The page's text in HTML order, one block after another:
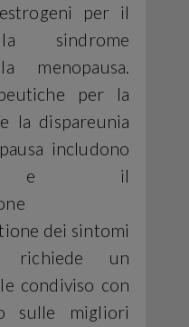
per il
sindrome
menopausa.
per la
la dispareunia
includono
e il
dei sintomi
richiede un
condiviso con
sulle migliori